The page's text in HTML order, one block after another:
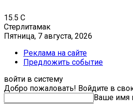
15.5 C
Стерлитамак
Пятница, 7 августа, 2026
Реклама на сайте
Предложить событие
войти в систему
Добро пожаловать! Войдите в
Ваше имя